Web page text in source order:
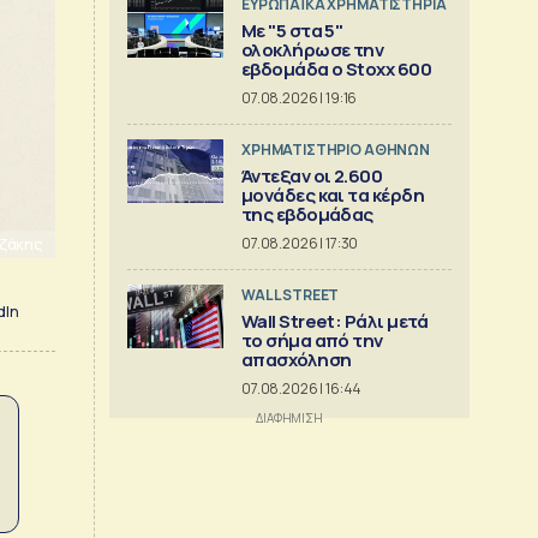
ΕΥΡΩΠΑΪΚΑ ΧΡΗΜΑΤΙΣΤΗΡΙΑ
Με "5 στα 5"
ολοκλήρωσε την
εβδομάδα ο Stoxx 600
07.08.2026 | 19:16
XΡΗΜΑΤΙΣΤΗΡΙΟ ΑΘΗΝΩΝ
Άντεξαν οι 2.600
μονάδες και τα κέρδη
της εβδομάδας
07.08.2026 | 17:30
WALL STREET
Wall Street: Ράλι μετά
το σήμα από την
απασχόληση
07.08.2026 | 16:44